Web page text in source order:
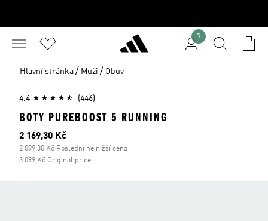
1
Hlavní stránka / Muži / Obuv
4.4 (446)
BOTY PUREBOOST 5 RUNNING
Aktuální cena
2 169,30 Kč
2 099,30 Kč Poslední nejnižší cena
3 099 Kč Original price